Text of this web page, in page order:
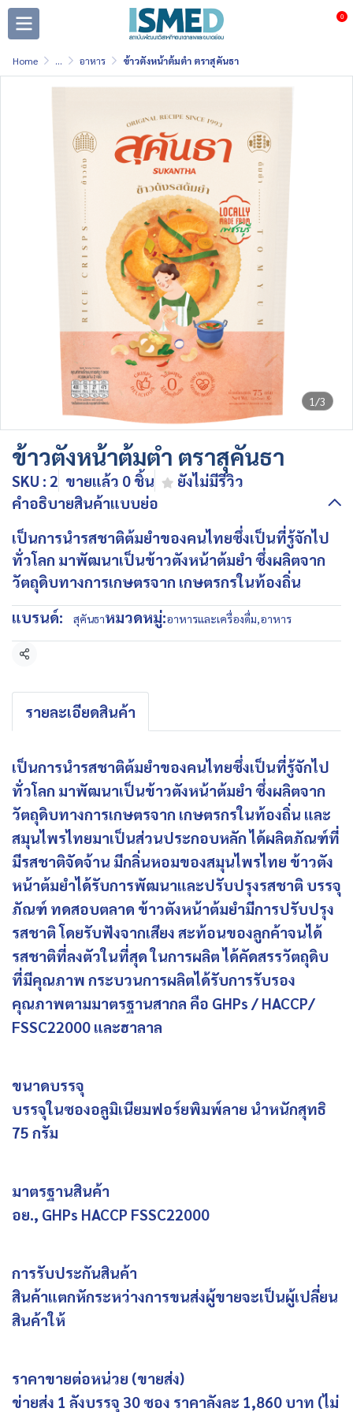
0
Home ... อาหาร ข้าวตังหน้าต้มตำ ตราสุคันธา
1/3
ข้าวตังหน้าต้มตำ ตราสุคันธา
SKU : 2 ขายแล้ว 0 ชิ้น
ยังไม่มีรีวิว
คำอธิบายสินค้าแบบย่อ
เป็นการนำรสชาติต้มยำของคนไทยซึ่งเป็นที่รู้จักไป
ทั่วโลก มาพัฒนาเป็นข้าวตังหน้าต้มยำ ซึ่งผลิตจาก
วัตถุดิบทางการเกษตรจาก เกษตรกรในท้องถิ่น
แบรนด์:
สุคันธาหมวดหมู่:อาหารและเครื่องดื่ม,อาหาร
แชร์
รายละเอียดสินค้า
เป็นการนำรสชาติต้มยำของคนไทยซึ่งเป็นที่รู้จักไป
ทั่วโลก มาพัฒนาเป็นข้าวตังหน้าต้มยำ ซึ่งผลิตจาก
วัตถุดิบทางการเกษตรจาก เกษตรกรในท้องถิ่น และ
สมุนไพรไทยมาเป็นส่วนประกอบหลัก ได้ผลิตภัณฑ์ที่
มีรสชาติจัดจ้าน มีกลิ่นหอมของสมุนไพรไทย ข้าวตัง
หน้าต้มยำได้รับการพัฒนาและปรับปรุงรสชาติ บรรจุ
ภัณฑ์ ทดสอบตลาด ข้าวตังหน้าต้มยำมีการปรับปรุง
รสชาติ โดยรับฟังจากเสียง สะท้อนของลูกค้าจนได้
รสชาติที่ลงตัวในที่สุด ในการผลิต ได้คัดสรรวัตถุดิบ
ที่มีคุณภาพ กระบวนการผลิตได้รับการรับรอง
คุณภาพตามมาตรฐานสากล คือ GHPs / HACCP/
FSSC22000 และฮาลาล
ขนาดบรรจุ
บรรจุในซองอลูมิเนียมฟอร์ยพิมพ์ลาย นำหนักสุทธิ
75 กรัม
มาตรฐานสินค้า
อย., GHPs HACCP FSSC22000
การรับประกันสินค้า
สินค้าแตกหักระหว่างการขนส่งผู้ขายจะเป็นผู้เปลี่ยน
สินค้าให้
ราคาขายต่อหน่วย (ขายส่ง)
ข่ายส่ง 1 ลังบรรจุ 30 ซอง ราคาลังละ 1,860 บาท (ไม่